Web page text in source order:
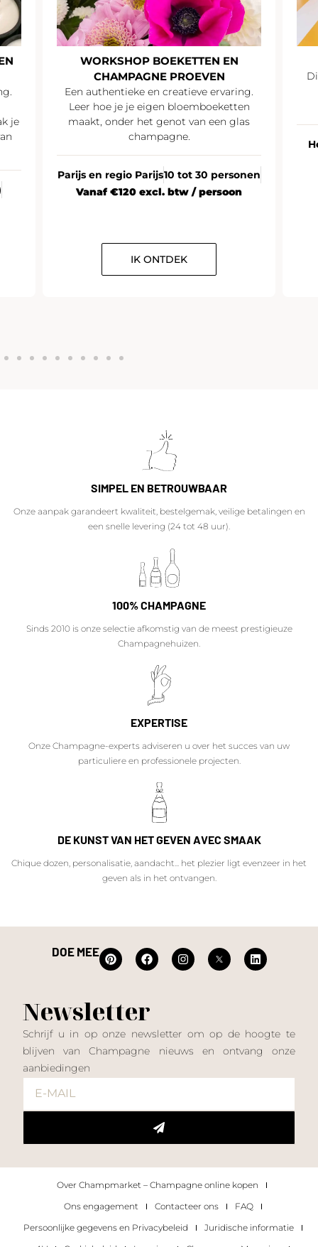
je
WORKSHOP BOEKETTEN EN
CHAMPAGNE PROEVEN
Een authentieke en creatieve ervaring.
Leer hoe je je eigen bloemboeketten
maakt, onder het genot van een glas
champagne.
Parijs en regio Parijs10 tot 30 personen
Vanaf €120 excl. btw / persoon
IK ONTDEK
SIMPEL EN BETROUWBAAR
Onze aanpak garandeert kwaliteit, bestelgemak, veilige betalingen en
een snelle levering (24 tot 48 uur).
100% CHAMPAGNE
Sinds 2010 is onze selectie afkomstig van de meest prestigieuze
Champagnehuizen.
EXPERTISE
Onze Champagne-experts adviseren u over het succes van uw
particuliere en professionele projecten.
DE KUNST VAN HET GEVEN AVEC SMAAK
Chique dozen, personalisatie, aandacht... het plezier ligt evenzeer in het
geven als in het ontvangen.
DOE MEE
Newsletter
Schrijf u in op onze newsletter om op de hoogte te
blijven van Champagne nieuws en ontvang onze
aanbiedingen
Over Champmarket – Champagne online kopen
Ons engagement
Contacteer ons
FAQ
Persoonlijke gegevens en Privacybeleid
Juridische informatie